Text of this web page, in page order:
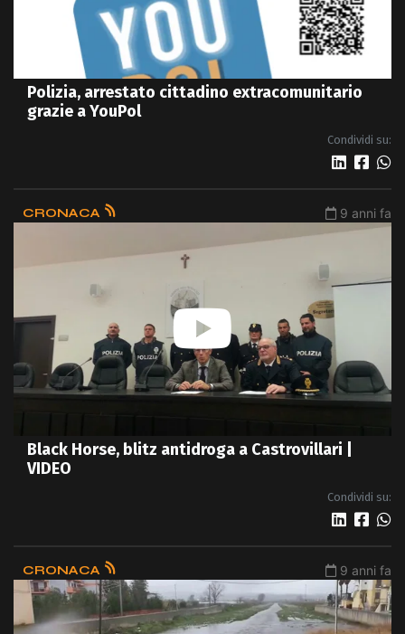
Polizia, arrestato cittadino extracomunitario
grazie a YouPol
Condividi su:
CRONACA 9 anni fa
Black Horse, blitz antidroga a Castrovillari |
VIDEO
Condividi su:
CRONACA 9 anni fa